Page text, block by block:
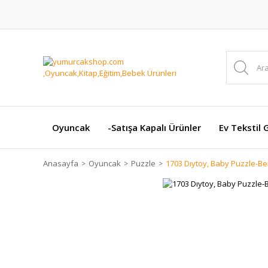
Oyuncak -Satışa Kapalı Ürünler Ev Tekstil
Anasayfa Oyuncak Puzzle 1703 Dıytoy, Baby Puzzle-